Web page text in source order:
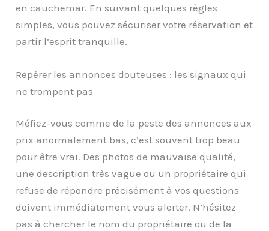
en cauchemar. En suivant quelques règles
simples, vous pouvez sécuriser votre réservation et
partir l’esprit tranquille.
Repérer les annonces douteuses : les signaux qui
ne trompent pas
Méfiez-vous comme de la peste des annonces aux
prix anormalement bas, c’est souvent trop beau
pour être vrai. Des photos de mauvaise qualité,
une description très vague ou un propriétaire qui
refuse de répondre précisément à vos questions
doivent immédiatement vous alerter. N’hésitez
pas à chercher le nom du propriétaire ou de la